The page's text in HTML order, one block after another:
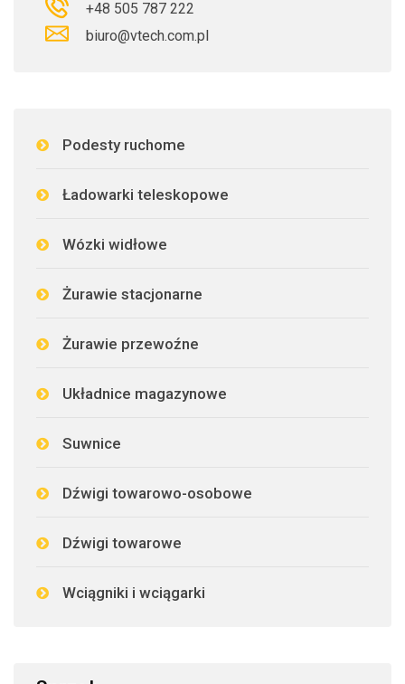
+48 505 787 222
biuro@vtech.com.pl
Podesty ruchome
Ładowarki teleskopowe
Wózki widłowe
Żurawie stacjonarne
Żurawie przewoźne
Układnice magazynowe
Suwnice
Dźwigi towarowo-osobowe
Dźwigi towarowe
Wciągniki i wciągarki